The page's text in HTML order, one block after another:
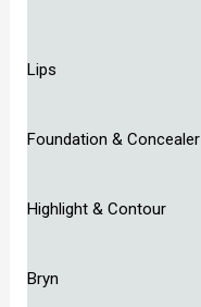
Lips
Foundation & Concealer
Highlight & Contour
Bryn